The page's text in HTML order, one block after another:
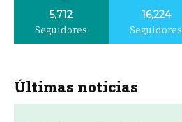
5,712
Seguidores
16,224
Seguidores
Últimas noticias